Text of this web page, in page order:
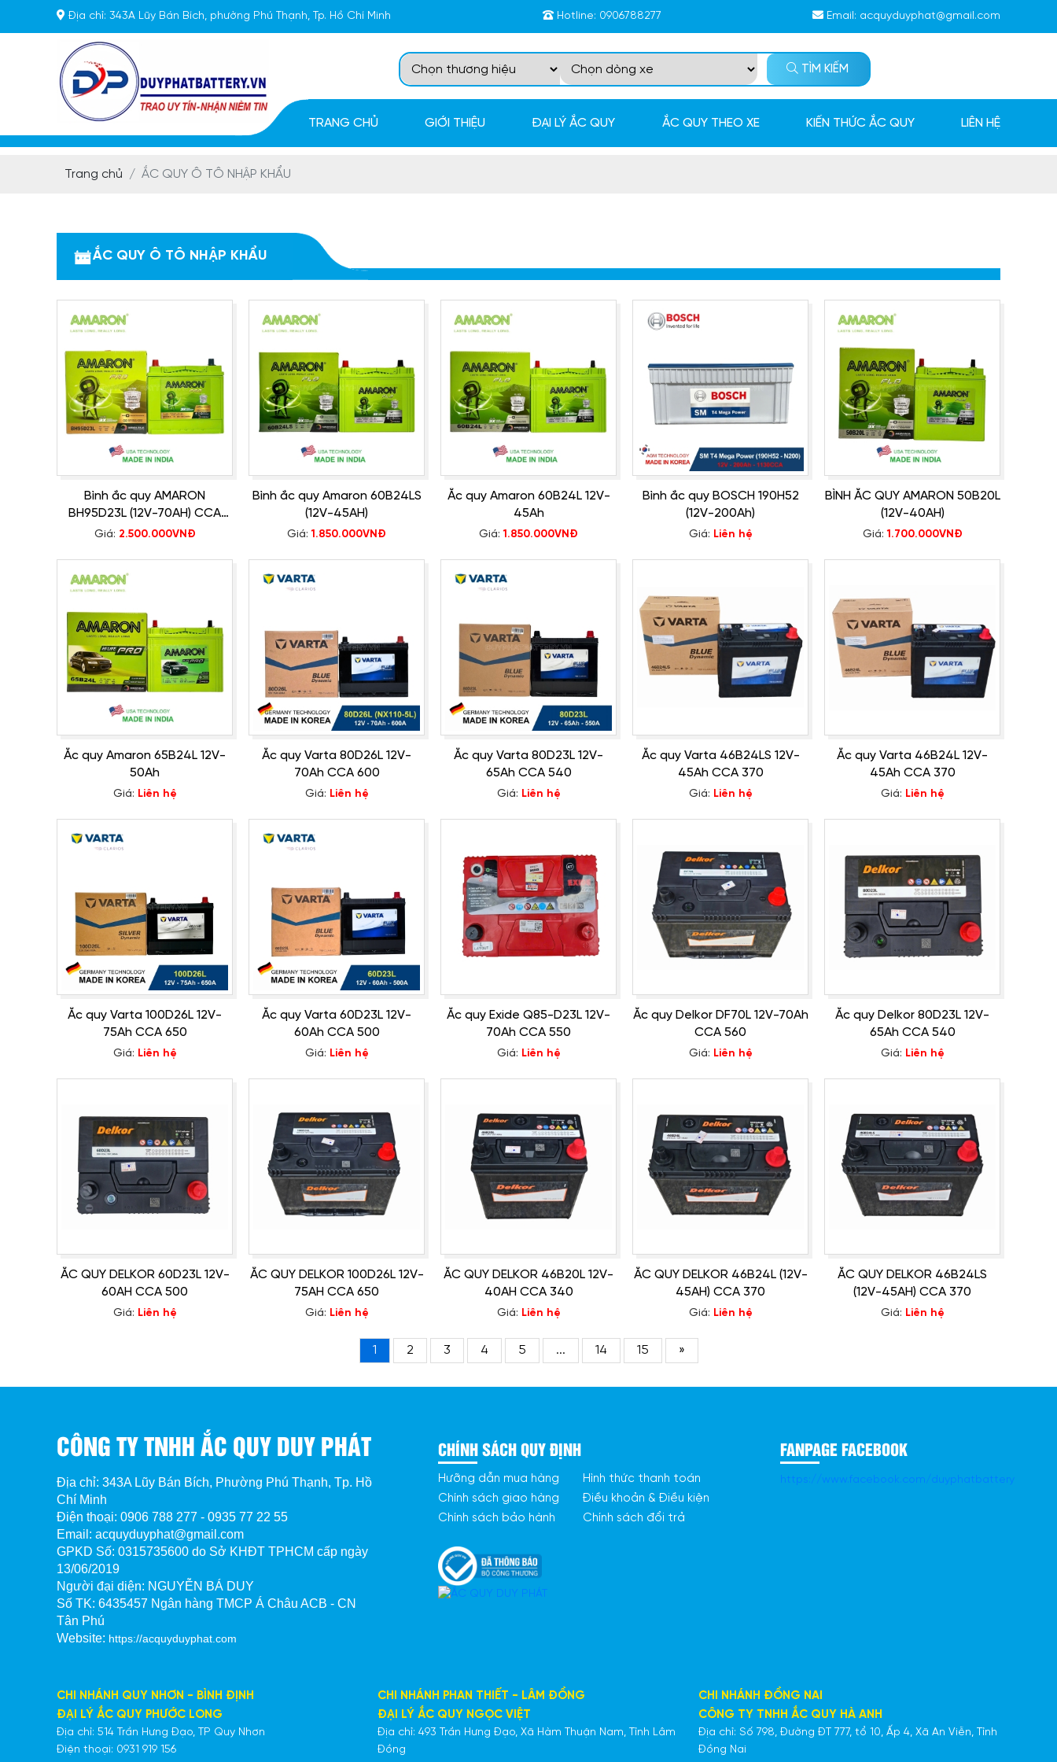
Địa chỉ: 343A Lũy Bán Bích, phường Phú Thạnh, Tp. Hồ Chí Minh Hotline: 0906788277 Email: acquyduyphat@gmail.com
TÌM KIẾM
TRANG CHỦ GIỚI THIỆU ĐẠI LÝ ẮC QUY ẮC QUY THEO XE KIẾN THỨC ẮC QUY LIÊN HỆ
Trang chủ ẮC QUY Ô TÔ NHẬP KHẨU
ẮC QUY Ô TÔ NHẬP KHẨU
Bình ắc quy AMARON
BH95D23L (12V-70AH) CCA
600A
Giá: 2.500.000VNĐ
Bình ắc quy Amaron 60B24LS
(12V-45AH)
Giá:1.850.000VNĐ
Ắc quy Amaron 60B24L 12V-
45Ah
Giá:1.850.000VNĐ
Bình ắc quy BOSCH 190H52
(12V-200Ah)
Giá: Liên hệ
BÌNH ẮC QUY AMARON 50B20L
(12V-40AH)
Giá:1.700.000VNĐ
Ắc quy Amaron 65B24L 12V-
50Ah
Giá: Liên hệ
Ắc quy Varta 80D26L 12V-
70Ah CCA 600
Giá: Liên hệ
Ắc quy Varta 80D23L 12V-
65Ah CCA 540
Giá: Liên hệ
Ắc quy Varta 46B24LS 12V-
45Ah CCA 370
Giá: Liên hệ
Ắc quy Varta 46B24L 12V-
45Ah CCA 370
Giá: Liên hệ
Ắc quy Varta 100D26L 12V-
75Ah CCA 650
Giá: Liên hệ
Ắc quy Varta 60D23L 12V-
60Ah CCA 500
Giá: Liên hệ
Ắc quy Exide Q85-D23L 12V-
70Ah CCA 550
Giá: Liên hệ
Ắc quy Delkor DF70L 12V-70Ah
CCA 560
Giá: Liên hệ
Ắc quy Delkor 80D23L 12V-
65Ah CCA 540
Giá: Liên hệ
ẮC QUY DELKOR 60D23L 12V-
60AH CCA 500
Giá: Liên hệ
ẮC QUY DELKOR 100D26L 12V-
75AH CCA 650
Giá: Liên hệ
ẮC QUY DELKOR 46B20L 12V-
40AH CCA 340
Giá: Liên hệ
ẮC QUY DELKOR 46B24L (12V-
45AH) CCA 370
Giá: Liên hệ
ẮC QUY DELKOR 46B24LS
(12V-45AH) CCA 370
Giá: Liên hệ
1 2 3 4 5 ... 14 15 »
CÔNG TY TNHH ẮC QUY DUY PHÁT
Địa chỉ: 343A Lũy Bán Bích, Phường Phú Thạnh, Tp. Hồ
Chí Minh
Điện thoại: 0906 788 277 - 0935 77 22 55
Email: acquyduyphat@gmail.com
GPKD Số: 0315735600 do Sở KHĐT TPHCM cấp ngày
13/06/2019
Người đại diện: NGUYỄN BÁ DUY
Số TK: 6435457 Ngân hàng TMCP Á Châu ACB - CN
Tân Phú
Website: https://acquyduyphat.com
CHÍNH SÁCH QUY ĐỊNH
Hưỡng dẫn mua hàng
Hình thức thanh toán
Chính sách giao hàng
Điều khoản & Điều kiện
Chính sách bảo hành
Chính sách đổi trả
FANPAGE FACEBOOK
https://www.facebook.com/duyphatbattery
CHI NHÁNH QUY NHƠN - BÌNH ĐỊNH
ĐẠI LÝ ẮC QUY PHƯỚC LONG
Địa chỉ: 514 Trần Hưng Đạo, TP Quy Nhơn
Điện thoại: 0931 919 156
CHI NHÁNH PHAN THIẾT - LÂM ĐỒNG
ĐẠI LÝ ẮC QUY NGỌC VIỆT
Địa chỉ: 493 Trần Hưng Đạo, Xã Hàm Thuận Nam, Tỉnh Lâm
Đồng
CHI NHÁNH ĐỒNG NAI
CÔNG TY TNHH ẮC QUY HÀ ANH
Địa chỉ: Số 798, Đường ĐT 777, tổ 10, Ấp 4, Xã An Viễn, Tỉnh
Đồng Nai